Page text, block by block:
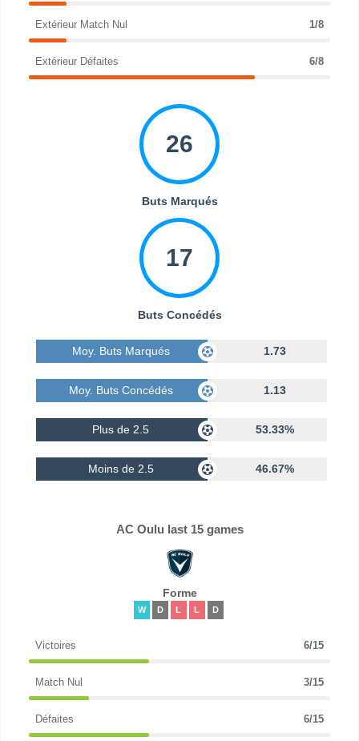
Extérieur Match Nul 1/8
Extérieur Défaites 6/8
26
Buts Marqués
17
Buts Concédés
Moy. Buts Marqués 1.73
Moy. Buts Concédés 1.13
Plus de 2.5 53.33%
Moins de 2.5 46.67%
AC Oulu last 15 games
Forme
W D L L D
Victoires 6/15
Match Nul 3/15
Défaites 6/15